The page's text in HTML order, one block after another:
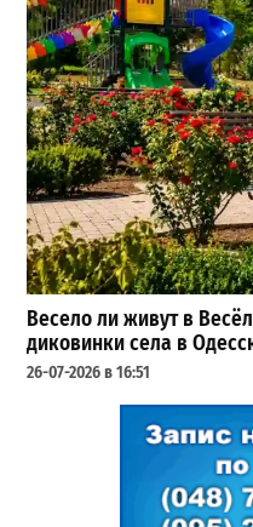
Весело ли живут в
диковинки села в
26-07-2026 в 16:51